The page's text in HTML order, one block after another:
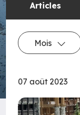
Articles
Mois
07 août 2023